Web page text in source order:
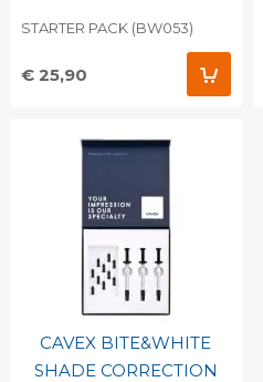
STARTER PACK (BW053)
€ 25,90
CAVEX BITE&WHITE
SHADE CORRECTION